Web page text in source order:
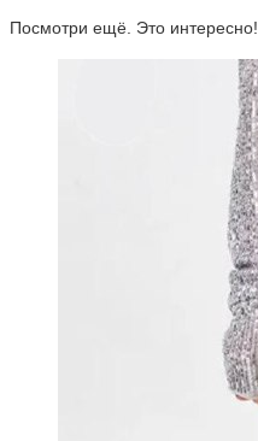
Посмотри ещё. Это интересно!